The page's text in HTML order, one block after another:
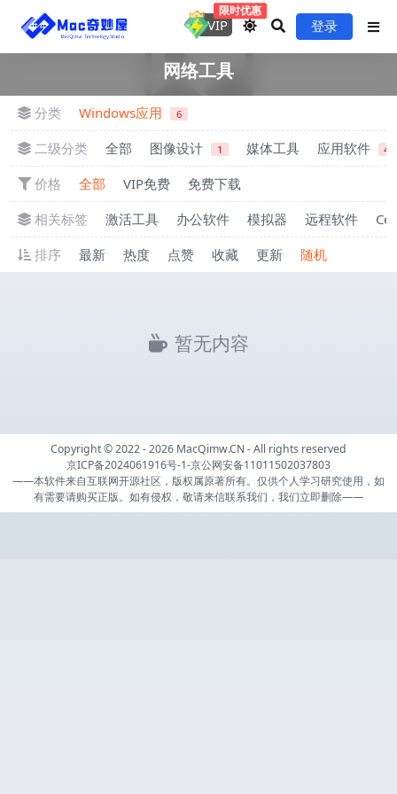
VIP
限时优惠
登录
网络工具
分类 Windows应用 6
二级分类 全部 图像设计 1 媒体工具 应用软件 4
价格 全部 VIP免费
免费下载
相关标签
激活工具 办公软件 模拟器 远程软件
排序
最新 热度 点赞 收藏 更新 随机
暂无内容
Copyright © 2022 - 2026 MacQimw.CN - All rights reserved
京ICP备2024061916号-1-京公网安备11011502037803
——本软件来自互联网开源社区，版权属原著所有。仅供个人学习研究使用，如
有需要请购买正版。如有侵权，敬请来信联系我们，我们立即删除——